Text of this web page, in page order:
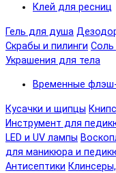
Клей для ресниц
Гель для душа
Скрабы и пилинги Соль
Украшения для тела
Временные
Кусачки и щипцы
Инструмент для
LED и UV лампы
для маникюра и
Антисептики